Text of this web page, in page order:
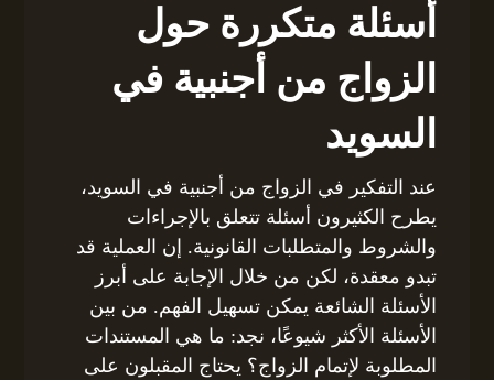
أسئلة متكررة حول
الزواج من أجنبية في
السويد
عند التفكير في الزواج من أجنبية في السويد،
يطرح الكثيرون أسئلة تتعلق بالإجراءات
والشروط والمتطلبات القانونية. إن العملية قد
تبدو معقدة، لكن من خلال الإجابة على أبرز
الأسئلة الشائعة يمكن تسهيل الفهم. من بين
الأسئلة الأكثر شيوعًا، نجد: ما هي المستندات
المطلوبة لإتمام الزواج؟ يحتاج المقبلون على